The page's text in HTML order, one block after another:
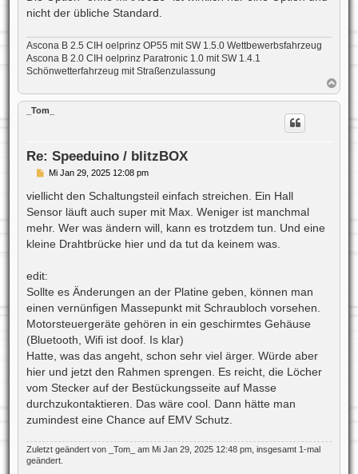
nicht der übliche Standard.
Ascona B 2.5 CIH oelprinz OP55 mit SW 1.5.0 Wettbewerbsfahrzeug
Ascona B 2.0 CIH oelprinz Paratronic 1.0 mit SW 1.4.1
Schönwetterfahrzeug mit Straßenzulassung
a
c
_Tom_
Re: Speeduino / blitzBOX
B
i
t
r
g
Mi Jan 29, 2025 12:08 pm
viellicht den Schaltungsteil einfach streichen. Ein Hall
Sensor läuft auch super mit Max. Weniger ist manchmal
mehr. Wer was ändern will, kann es trotzdem tun. Und eine
kleine Drahtbrücke hier und da tut da keinem was.
edit:
Sollte es Änderungen an der Platine geben, können man
einen vernünfigen Massepunkt mit Schraubloch vorsehen.
Motorsteuergeräte gehören in ein geschirmtes Gehäuse
(Bluetooth, Wifi ist doof. Is klar)
Hatte, was das angeht, schon sehr viel ärger. Würde aber
hier und jetzt den Rahmen sprengen. Es reicht, die Löcher
vom Stecker auf der Bestückungsseite auf Masse
durchzukontaktieren. Das wäre cool. Dann hätte man
zumindest eine Chance auf EMV Schutz.
Zuletzt geändert von _Tom_
am Mi Jan 29, 2025 12:48 pm, insgesamt 1-mal
geändert.